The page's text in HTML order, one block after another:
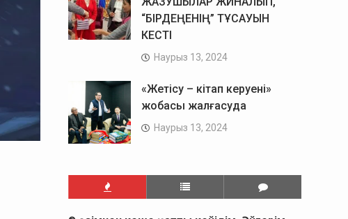
“БІРДЕҢЕНІҢ” ТҰСАУЫН
КЕСТІ
Наурыз 13, 2024
«Жетісу – кітап керуені»
жобасы жалғасуда
Наурыз 13, 2024